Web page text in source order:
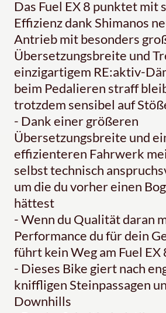
Das Fuel EX 8 punktet mit
Effizienz dank Shimanos
Antrieb mit besonders
Übersetzungsbreite und
einzigartigem RE:aktiv-
beim Pedalieren straff
trotzdem sensibel auf
- Dank einer größeren
Übersetzungsbreite und
effizienteren Fahrwerk
selbst technisch
um die du vorher einen
hättest
- Wenn du Qualität daran
Performance du für dein
führt kein Weg am Fuel EX
- Dieses Bike giert nach
kniffligen Steinpassagen
Downhills